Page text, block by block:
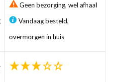
Geen bezorging, wel afhaal
Vandaag besteld,
overmorgen in huis